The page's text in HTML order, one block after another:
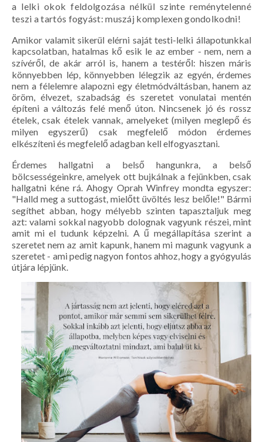
a lelki okok feldolgozása nélkül szinte reménytelenné
teszi a tartós fogyást: muszáj komplexen gondolkodni!
Amikor valamit sikerül elérni saját testi-lelki állapotunkkal
kapcsolatban, hatalmas kő esik le az ember - nem, nem a
szívéről, de akár arról is, hanem a testéről: hiszen máris
könnyebben lép, könnyebben lélegzik az egyén, érdemes
nem a félelemre alapozni egy életmódváltásban, hanem az
öröm, élvezet, szabadság és szeretet vonulatai mentén
építeni a változás felé menő úton. Nincsenek jó és rossz
ételek, csak ételek vannak, amelyeket (milyen meglepő és
milyen egyszerű) csak megfelelő módon érdemes
elkészíteni és megfelelő adagban kell elfogyasztani.
Érdemes hallgatni a belső hangunkra, a belső
bölcsességeinkre, amelyek ott bujkálnak a fejünkben, csak
hallgatni kéne rá. Ahogy Oprah Winfrey mondta egyszer:
"Halld meg a suttogást, mielőtt üvöltés lesz belőle!" Bármi
segíthet abban, hogy mélyebb szinten tapasztaljuk meg
azt: valami sokkal nagyobb dolognak vagyunk részei, mint
amit mi el tudunk képzelni. A ű megállapítása szerint a
szeretet nem az amit kapunk, hanem mi magunk vagyunk a
szeretet - ami pedig nagyon fontos ahhoz, hogy a gyógyulás
útjára lépjünk.